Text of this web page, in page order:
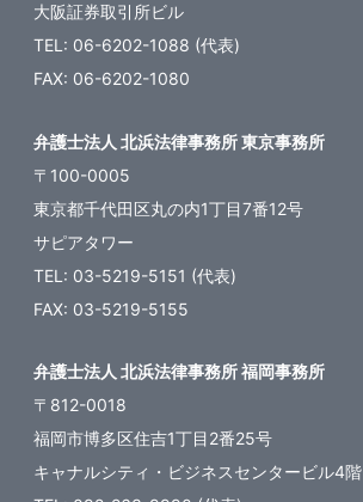
大阪証券取引所ビル
TEL: 06-6202-1088 (代表)
FAX: 06-6202-1080
弁護士法人 北浜法律事務所 東京事務所
〒100-0005
東京都千代田区丸の内1丁目7番12号
サピアタワー
TEL: 03-5219-5151 (代表)
FAX: 03-5219-5155
弁護士法人 北浜法律事務所 福岡事務所
〒812-0018
福岡市博多区住吉1丁目2番25号
キャナルシティ・ビジネスセンタービル4階